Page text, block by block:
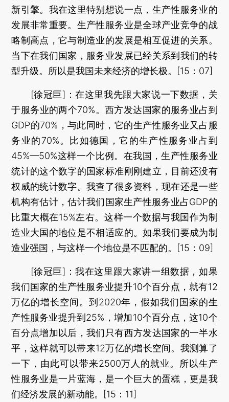
新引擎。我在这里特别想说一点，生产性服务业的
发展非常重要。生产性服务业是全球产业竞争的战
略制高点，它与制造业的发展是相互促进的关系。
当下在我们国家，服务业发展已经关系到我们的转
型升级。所以是我国未来经济的增长极。[15：07]
[徐冠巨]：在这里我先跟大家说一下数据，关
于服务业的两个70%。西方发达国家的服务业占到
GDP的70%，与此同时，它的生产性服务业又占服
务业的70%。比如德国，它的生产性服务业占到
45%—50%这样一个比例。在我国，生产性服务业
统计的这个数字的国家标准刚刚建立，目前还没有
权威的统计数字。我查了很多资料，现在还是一些
机构有估计，估计我们国家生产性服务业占GDP的
比重大概在15%左右。这样一个数据与我国作为制
造业大国的地位是不相适应的。如果我们要成为制
造业强国，与这样一个地位是不匹配的。[15：09]
[徐冠巨]：我在这里跟大家讲一组数据，如果
我们国家的生产性服务业提升10个百分点，就有12
万亿的增长空间。到2020年，假如我们国家的生
产性服务业提升到25%，增加10个百分点，这10个
百分点增加以后，我们只有西方发达国家的一半水
平，这样就可以带来12万亿的增长空间。我测算了
一下，由此可以带来2500万人的就业。所以生产
性服务业是一片蓝海，是一个巨大的蛋糕，更是我
们经济发展的新动能。[15：11]